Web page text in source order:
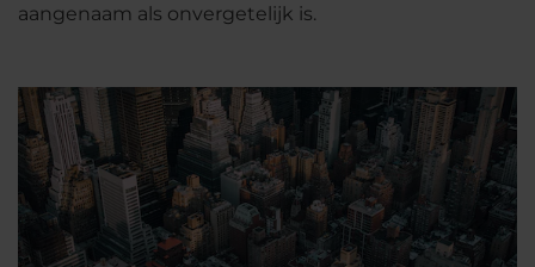
aangenaam als onvergetelijk is.